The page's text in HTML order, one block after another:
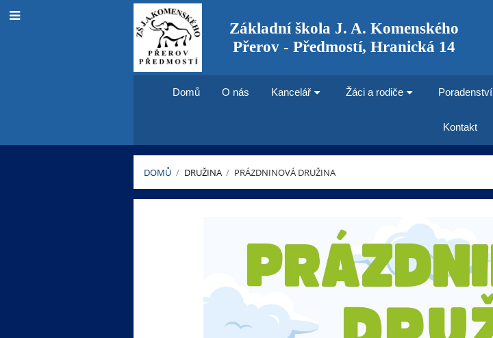
Základní škola J. A. Komenského
Přerov - Předmostí, Hranická 14
Domů O nás Kancelář Žáci a rodiče Poradenství
Kontakt
DOMŮ / DRUŽINA / PRÁZDNINOVÁ DRUŽINA